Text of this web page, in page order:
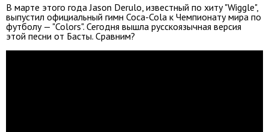
В марте этого года Jason Derulo, известный по хиту "Wiggle",
выпустил официальный гимн Coca-Cola к Чемпионату мира по
футболу — "Colors". Сегодня вышла русскоязычная версия
этой песни от Басты. Сравним?